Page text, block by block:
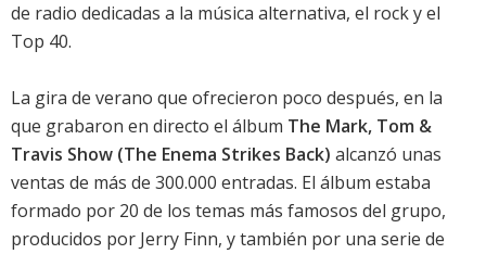
de radio dedicadas a la música alternativa, el rock y el
Top 40.
La gira de verano que ofrecieron poco después, en la
que grabaron en directo el álbum The Mark, Tom &
Travis Show (The Enema Strikes Back) alcanzó unas
ventas de más de 300.000 entradas. El álbum estaba
formado por 20 de los temas más famosos del grupo,
producidos por Jerry Finn, y también por una serie de